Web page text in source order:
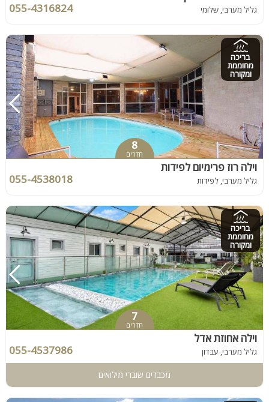
גליל מערבי, שלומי 055-4316824
בריכה
מחוממת
ומקורה
8
חדרים
וילה רוז פרימיום לפידות
גליל מערבי, לפידות 055-4538018
בריכה
מחוממת
ומקורה
7
חדרים
וילה אחוזת אדל
גליל מערבי, עבדון 055-4537986
מכבדים שוברי מילואים